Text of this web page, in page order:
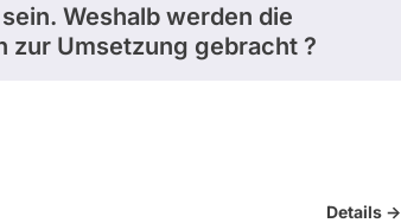
Weshalb werden die
Umsetzung gebracht ?
Details ->